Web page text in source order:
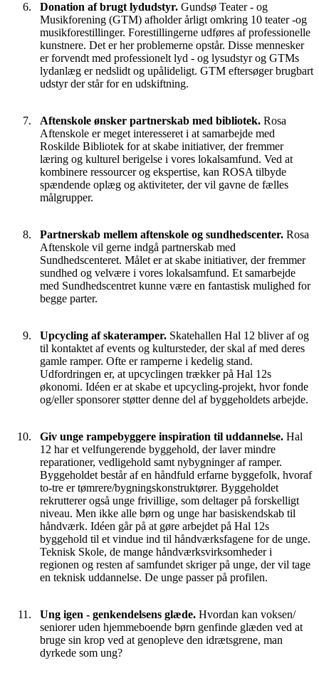
Donation af brugt lydudstyr. Gundsø Teater - og
Musikforening (GTM) afholder årligt omkring 10 teater -og
musikforestillinger. Forestillingerne udføres af professionelle
kunstnere. Det er her problemerne opstår. Disse mennesker
er forvendt med professionelt lyd - og lysudstyr og GTMs
lydanlæg er nedslidt og upålideligt. GTM eftersøger brugbart
udstyr der står for en udskiftning.
Aftenskole ønsker partnerskab med bibliotek. Rosa
Aftenskole er meget interesseret i at samarbejde med
Roskilde Bibliotek for at skabe initiativer, der fremmer
læring og kulturel berigelse i vores lokalsamfund. Ved at
kombinere ressourcer og ekspertise, kan ROSA tilbyde
spændende oplæg og aktiviteter, der vil gavne de fælles
målgrupper.
Partnerskab mellem aftenskole og sundhedscenter. Rosa
Aftenskole vil gerne indgå partnerskab med
Sundhedscenteret. Målet er at skabe initiativer, der fremmer
sundhed og velvære i vores lokalsamfund. Et samarbejde
med Sundhedscentret kunne være en fantastisk mulighed for
begge parter.
Upcycling af skateramper. Skatehallen Hal 12 bliver af og
til kontaktet af events og kultursteder, der skal af med deres
gamle ramper. Ofte er ramperne i kedelig stand.
Udfordringen er, at upcyclingen trækker på Hal 12s
økonomi. Idéen er at skabe et upcycling-projekt, hvor fonde
og/eller sponsorer støtter denne del af byggeholdets arbejde.
Giv unge rampebyggere inspiration til uddannelse. Hal
12 har et velfungerende byggehold, der laver mindre
reparationer, vedligehold samt nybygninger af ramper.
Byggeholdet består af en håndfuld erfarne byggefolk, hvoraf
to-tre er tømrere/bygningskonstruktører. Byggeholdet
rekrutterer også unge frivillige, som deltager på forskelligt
niveau. Men ikke alle børn og unge har basiskendskab til
håndværk. Idéen går på at gøre arbejdet på Hal 12s
byggehold til et vindue ind til håndværksfagene for de unge.
Teknisk Skole, de mange håndværksvirksomheder i
regionen og resten af samfundet skriger på unge, der vil tage
en teknisk uddannelse. De unge passer på profilen.
Ung igen - genkendelsens glæde. Hvordan kan voksen/
seniorer uden hjemmeboende børn genfinde glæden ved at
bruge sin krop ved at genopleve den idrætsgrene, man
dyrkede som ung?